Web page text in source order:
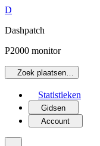
D
Dashpatch
P2000 monitor
Zoek plaatsen…
Statistieken
Gidsen
Account